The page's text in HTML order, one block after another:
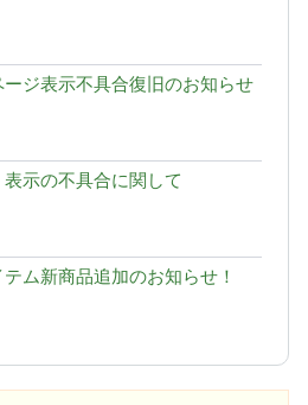
ージ表示不具合復旧のお知らせ
表示の不具合に関して
ム新商品追加のお知らせ！